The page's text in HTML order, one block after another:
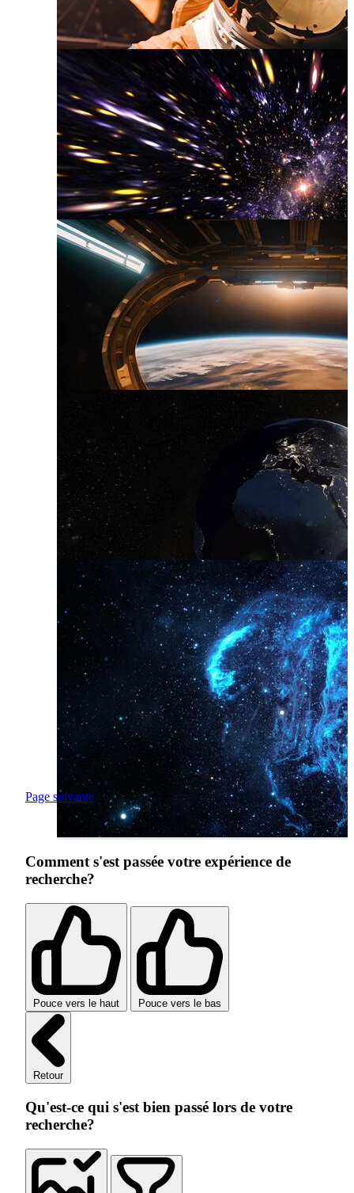
Page suivante
Comment s'est passée votre expérience de
recherche?
Pouce vers le haut Pouce vers le bas
Retour
Qu'est-ce qui s'est bien passé lors de votre
recherche?